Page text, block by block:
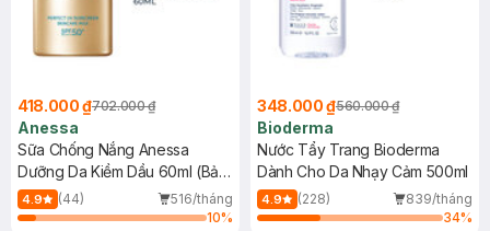
418.000 ₫702.000 ₫
Anessa
Sữa Chống Nắng Anessa
Dưỡng Da Kiềm Dầu 60ml (Bản
Mới)
4.9 (44)
516/tháng
10%
348.000 ₫560.000 ₫
Bioderma
Nước Tẩy Trang Bioderma
Dành Cho Da Nhạy Cảm 500ml
4.9 (228)
839/tháng
34%